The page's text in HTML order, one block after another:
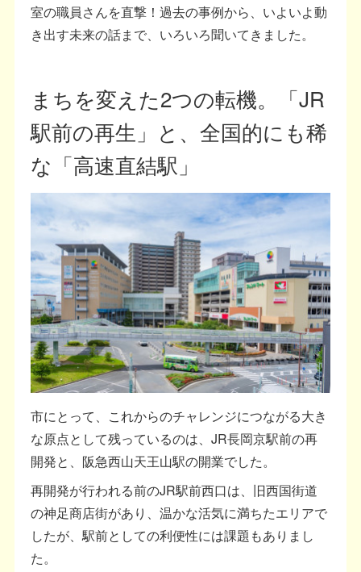
室の職員さんを直撃！過去の事例から、いよいよ動
き出す未来の話まで、いろいろ聞いてきました。
まちを変えた2つの転機。「JR
駅前の再生」と、全国的にも稀
な「高速直結駅」
市にとって、これからのチャレンジにつながる大き
な原点として残っているのは、JR長岡京駅前の再
開発と、阪急西山天王山駅の開業でした。
再開発が行われる前のJR駅前西口は、旧西国街道
の神足商店街があり、温かな活気に満ちたエリアで
したが、駅前としての利便性には課題もありまし
た。